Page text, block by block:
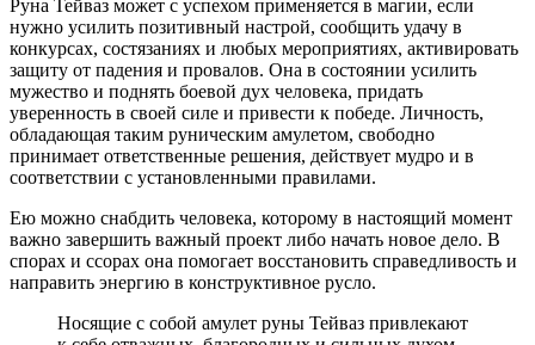
Руна Тейваз может с успехом применяется в магии, если
нужно усилить позитивный настрой, сообщить удачу в
конкурсах, состязаниях и любых мероприятиях, активировать
защиту от падения и провалов. Она в состоянии усилить
мужество и поднять боевой дух человека, придать
уверенность в своей силе и привести к победе. Личность,
обладающая таким руническим амулетом, свободно
принимает ответственные решения, действует мудро и в
соответствии с установленными правилами.
Ею можно снабдить человека, которому в настоящий момент
важно завершить важный проект либо начать новое дело. В
спорах и ссорах она помогает восстановить справедливость и
направить энергию в конструктивное русло.
Носящие с собой амулет руны Тейваз привлекают